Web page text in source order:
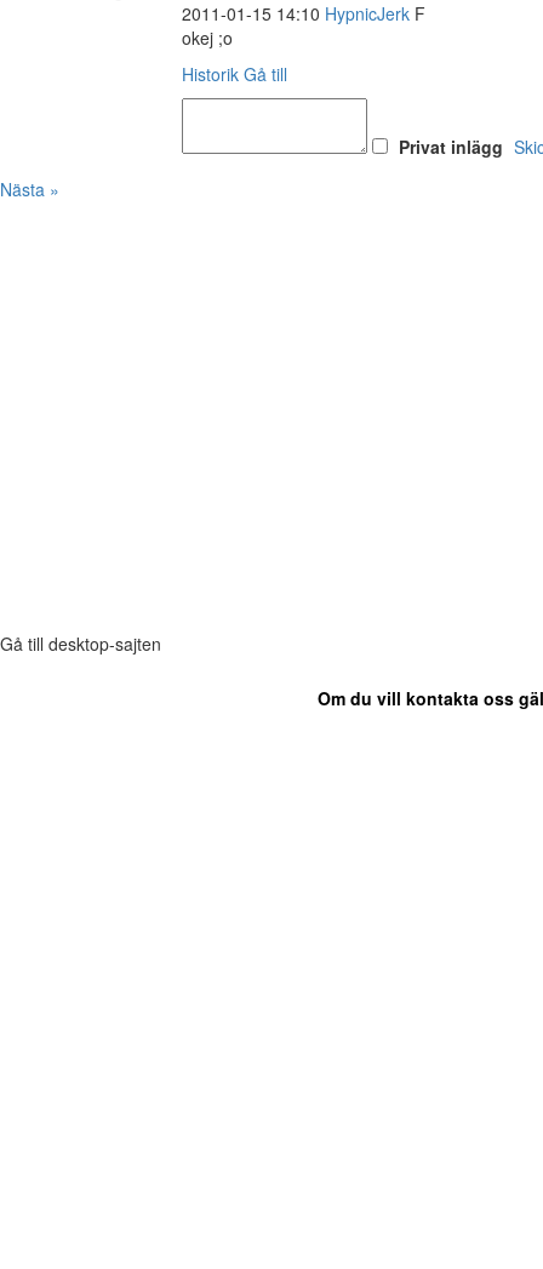
2011-01-15 14:10 HypnicJerk F
okej ;o
Historik Gå till
Privat inlägg
Nästa »
Gå till desktop-sajten
Om du vill kontakta oss